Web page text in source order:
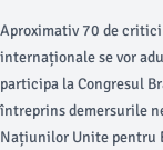
Aproximativ 70 de
internaționale se vor
participa la Congresul
întreprins demersurile
Națiunilor Unite pentru